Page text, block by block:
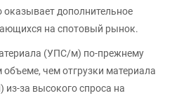
дополнительное
на спотовый рынок.
(УПС/м) по-прежнему
чем отгрузки материала
за высокого спроса на